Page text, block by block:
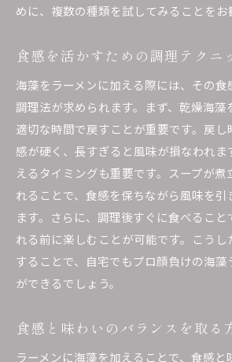
めに、複数の種類を試してみることをお
食感を活かすための調理テクニ
海藻をラーメンに加える際には、その
調理法が求められます。まず、乾燥海藻
適切な時間で戻すことが重要です。戻
感が硬く、長すぎると風味が損なわれま
えるタイミングも重要です。スープが煮
れることで、食感を保ちながら風味を引
ます。さらに、調理後すぐに食べるこ
れる前に楽しむことが可能です。こうし
することで、自宅でもプロ顔負けの海藻
ができるでしょう。
食感と味わいのバランスを取る
ラーメンに海藻を加えることで、食感と